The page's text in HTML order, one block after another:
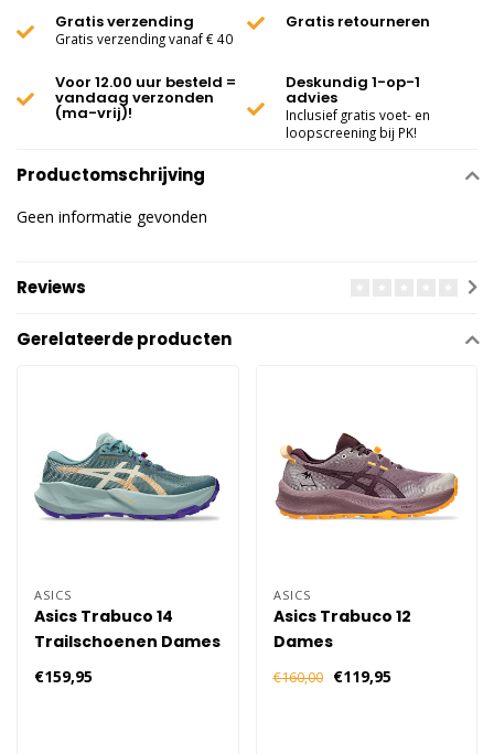
Gratis verzending
Gratis verzending vanaf € 40
Gratis retourneren
Voor 12.00 uur besteld =
vandaag verzonden
(ma-vrij)!
Deskundig 1-op-1
advies
Inclusief gratis voet- en
loopscreening bij PK!
Productomschrijving
Geen informatie gevonden
Reviews
Gerelateerde producten
ASICS
Asics Trabuco 14
Trailschoenen Dames
- Groen
€159,95
ASICS
Asics Trabuco 12
Dames
€160,00 €119,95